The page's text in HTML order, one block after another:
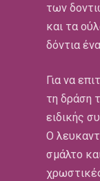
των
και τα
δόντια
Για να
τη δράση
ειδικής
Ο
σμάλτο